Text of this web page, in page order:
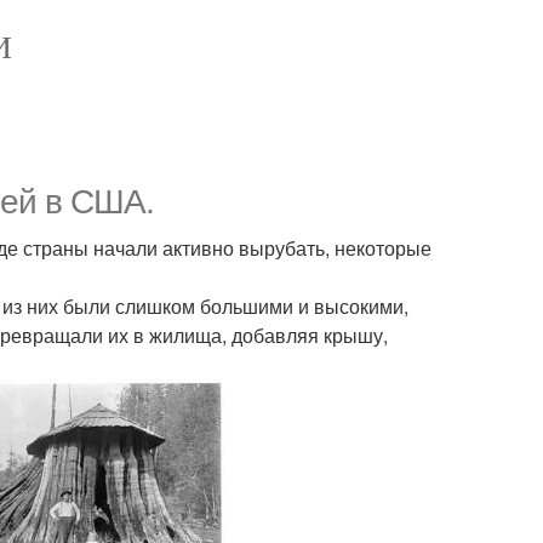
в США.
страны начали активно вырубать, некоторые
из них были слишком большими и высокими,
их в жилища, добавляя крышу,